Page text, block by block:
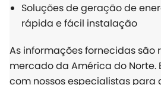
Soluções de geração de
rápida e fácil instalação
As informações fornecidas são
mercado da América do Norte.
com nossos especialistas para